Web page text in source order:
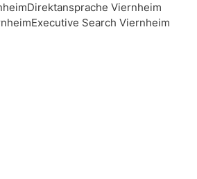
Direktansprache Viernheim
Executive Search Viernheim